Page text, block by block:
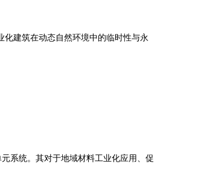
建筑在动态自然环境中的临时性与永
系统。其对于地域材料工业化应用、促